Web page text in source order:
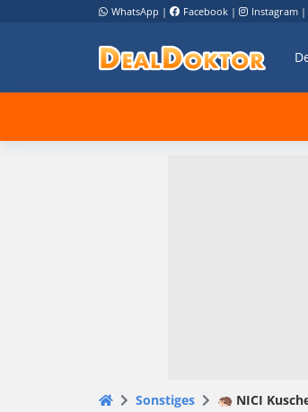
WhatsApp | Facebook | Instagram |
Sonstiges 🦔 NICI